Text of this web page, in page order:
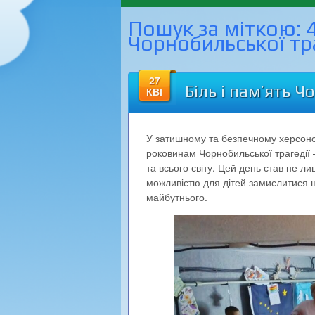
Пошук за міткою:
Чорнобильської
27
КВІ
Біль і пам’ять
У затишному та безпечному
роковинам Чорнобильської
та всього світу. Цей день став не
можливістю для дітей замислитися
майбутнього.